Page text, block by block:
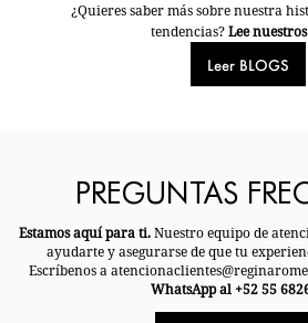
¿Quieres saber más sobre nuestra
tendencias?Lee
Leer BLOGS
PREGUNTAS
Estamos aquí para ti.Nuestro equipo de
ayudarte y asegurarse de que tu
Escríbenos a
WhatsApp al +52 55